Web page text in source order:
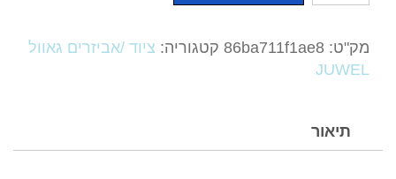
JUWEL.
משאבה
1000Power
מק"ט: 86ba711f1ae8 קטגוריה: ציוד /אביזרים גאוול
JUWEL
תיאור